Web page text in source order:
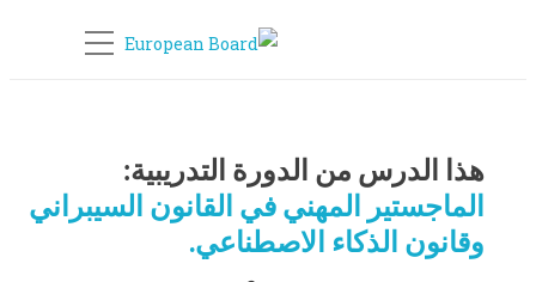
هذا الدرس من الدورة التدريبية:
الماجستير المهني في القانون السيبراني
وقانون الذكاء الاصطناعي.